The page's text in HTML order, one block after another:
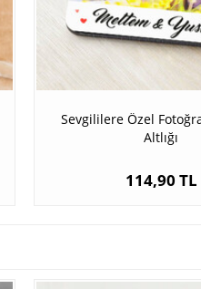
Sevgililere Özel
Altlığı
114,90 TL